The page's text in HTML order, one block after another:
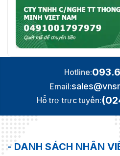
Hotline:
Email:
Hỗ trợ trực tuyến:
- DANH SÁCH NHÂN